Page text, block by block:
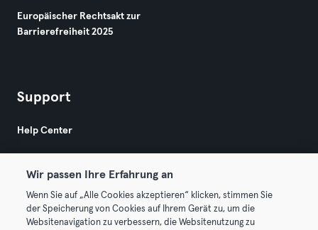
Europäischer Rechtsakt zur
Barrierefreiheit 2025
Support
Help Center
© 2026 Urban Sports Group GmbH. All rights reserved.
Wir passen Ihre Erfahrung an
Wenn Sie auf „Alle Cookies akzeptieren“ klicken, stimmen Sie
der Speicherung von Cookies auf Ihrem Gerät zu, um die
Websitenavigation zu verbessern, die Websitenutzung zu